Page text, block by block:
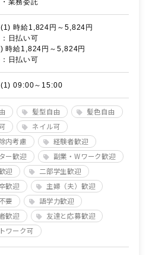
業務委託
時給1,824円～5,824円
日払い可
時給1,824円～5,824円
日払い可
(1) 09:00～15:00
髪型自由
髪色自由
ネイル可
内考慮
経験者歓迎
ー歓迎
副業・Wワーク歓迎
迎
二部学生歓迎
歓迎
主婦（夫）歓迎
要
語学力歓迎
歓迎
友達と応募歓迎
ワーク可